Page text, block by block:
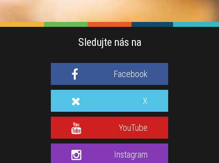
Sledujte nás na
Facebook
X
YouTube
Instagram